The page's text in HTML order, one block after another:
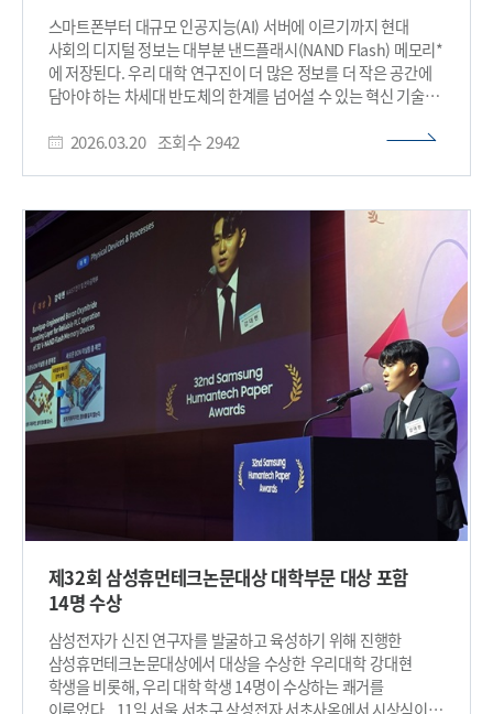
이정용(전기및전자공학부) 교수는 한 팀으로 융합연구상을
수상한다. 국제공동연구상에는 송지준 교수(생명과학과), QAIST
창의도전연구상 수상자에는 김봉진 교수(전기및전자공학부)가
선정됐다. 아울러 학문적·사회적·경제적 성과가 탁월하고 국가
전략기술분야에서 우수한 성과를 창출한 ‘2025년 KAIST 대표
연구성과 10선’과 ‘KAIST 14대 미래선도기술’에 대한 시상도
진행됐다. 이광형 총장은 “오늘 리서치데이는 도전적이고
혁신적인 아이디어를 공유하고, 우수 연구자들의 성과를
KAIST는 앞으로도 연구를 바탕으로 국가와 인류사회 발전에
기여하고 글로벌 과학기술을 선도하는 기관으로 도약해
나가겠다.”라고 밝혔다. ​
스마트폰부터 대규모 인공지능(AI) 서버에 이르기까지 현대
사회의 디지털 정보는 대부분 낸드플래시(NAND Flash) 메모리*
에 저장된다. 우리 대학 연구진이 더 많은 정보를 더 작은 공간에
담아야 하는 차세대 반도체의 한계를 넘어설 수 있는 혁신 기술을
원천기술로 기대된다. *낸드플래시 메모리: 스마트폰 사진·영상·
메모리 우리 대학은 전기및전자공학부 조병진 교수 연구팀이
머리카락보다 얇은 반도체 층에 새로운 소재를 적용해, 전자의
이동을 상황에 따라 선택적으로 제어하는 ‘스마트 출입문’ 구조를
구현함으로써 3차원 V-낸드(3D V-NAND) 메모리*의 고집적화
한계를 극복했다고 20일 밝혔다. *3차원 V-낸드: 기존 메모리
셀을 평면(2차원) 배열한 데 비해, 데이터를 저장하는 반도체 셀을
위로 층층이 쌓아 더 많은 정보를 저장할 수 있도록 만든 메모리
기술 이번 연구는 데이터를 쓰고 지우는 과정에서 발생하는
고질적인 속도 저하와 신뢰성 문제를 신소재인 ‘붕소 산질화물
(Boron Oxynitride, 이하 BON)’을 통해 해결했다는 점에서 큰
의미가 있다. 반도체 메모리에서 데이터가 드나드는 통로인
터널링층(Tunneling Layer)은 그동안 성능과 안정성이라는 두
마리 토끼를 잡는 데 어려움을 겪어왔다. 터널링층은 메모리 셀
절연층이다. 하지만 기존 소재에서는 성능과 안정성을 동시에
산질화물(SiON)은 데이터를 지우기 위해 통로를 넓히면 저장된
데이터가 밖으로 새 나가고, 반대로 입구를 좁히면 데이터 삭제
속도가 너무 느려지는 ‘트레이드오프(Trade-off)’현상이
발생했기 때문이다. 이는 메모리 셀 하나에 5비트 정보를
저장하는 차세대 펜타 레벨 셀(Penta-Level Cell, PLC) 기술
구현의 가장 큰 걸림돌이었다. PLC는 하나의 메모리 셀에서
2026.03.20 조회수 2942
제32회 삼성휴먼테크논문대상 대학부문 대상 포함
14명 수상​
삼성전자가 신진 연구자를 발굴하고 육성하기 위해 진행한
삼성휴먼테크논문대상에서 대상을 수상한 우리대학 강대현
학생을 비롯해, 우리 대학 학생 14명이 수상하는 쾌거를
이루었다. 11일 서울 서초구 삼성전자 서초사옥에서 시상식이